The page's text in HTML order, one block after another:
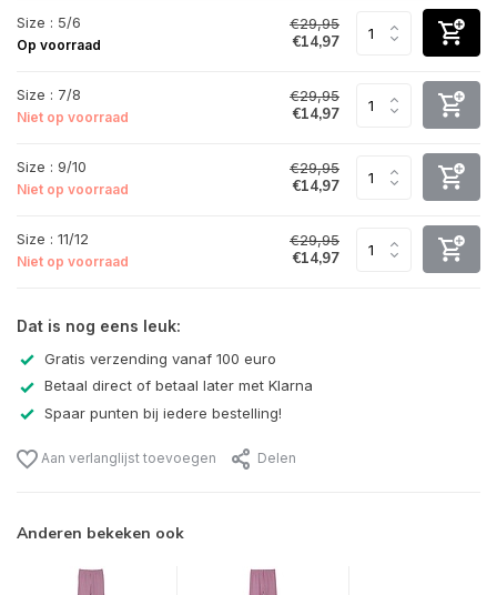
Size : 5/6
Op voorraad
€29,95
€14,97
Size : 7/8
Niet op voorraad
€29,95
€14,97
Size : 9/10
Niet op voorraad
€29,95
€14,97
Size : 11/12
Niet op voorraad
€29,95
€14,97
Dat is nog eens leuk:
Gratis verzending vanaf 100 euro
Betaal direct of betaal later met Klarna
Spaar punten bij iedere bestelling!
Aan verlanglijst toevoegen Delen
Anderen bekeken ook